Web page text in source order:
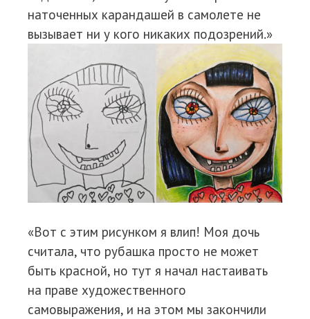
наточенных карандашей в самолете не
вызывает ни у кого никаких подозрений.»
«Вот с этим рисунком я влип! Моя дочь
считала, что рубашка просто не может
быть красной, но тут я начал настаивать
на праве художественного
самовыражения, и на этом мы закончили